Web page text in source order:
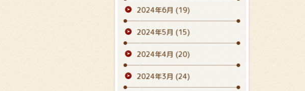
2024年6月 (19)
2024年5月 (15)
2024年4月 (20)
2024年3月 (24)